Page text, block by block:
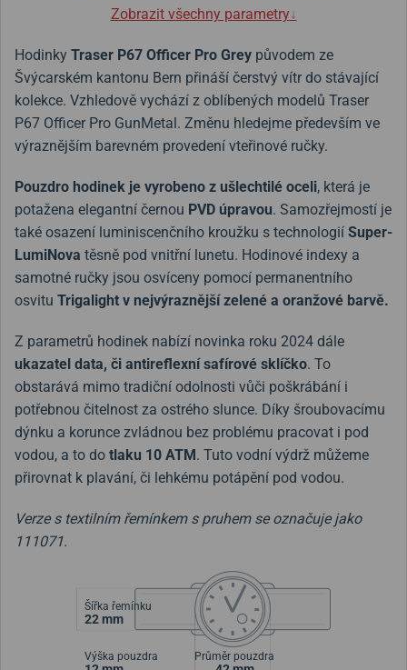
Zobrazit všechny parametry↓
Hodinky Traser P67 Officer Pro Grey původem ze
Švýcarském kantonu Bern přináší čerstvý vítr do stávající
kolekce. Vzhledově vychází z oblíbených modelů Traser
P67 Officer Pro GunMetal. Změnu hledejme především ve
výraznějším barevném provedení vteřinové ručky.
Pouzdro hodinek je vyrobeno z ušlechtilé oceli, která je
potažena elegantní černou PVD úpravou. Samozřejmostí je
také osazení luminiscenčního kroužku s technologií Super-
LumiNova těsně pod vnitřní lunetu. Hodinové indexy a
samotné ručky jsou osvíceny pomocí permanentního
osvitu Trigalight v nejvýraznější zelené a oranžové barvě.
Z parametrů hodinek nabízí novinka roku 2024 dále
ukazatel data, či antireflexní safírové sklíčko. To
obstarává mimo tradiční odolnosti vůči poškrábání i
potřebnou čitelnost za ostrého slunce. Díky šroubovacímu
dýnku a korunce zvládnou bez problému pracovat i pod
vodou, a to do tlaku 10 ATM. Tuto vodní výdrž můžeme
přirovnat k plavání, či lehkému potápění pod vodou.
Verze s textilním řemínkem s pruhem se označuje jako
111071.
Šířka řemínku
22 mm
Výška pouzdra Průměr pouzdra